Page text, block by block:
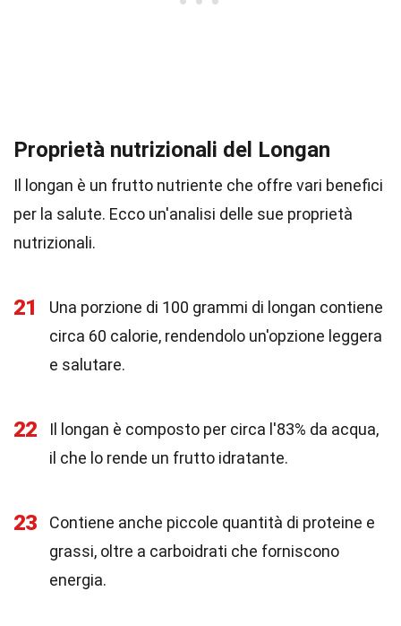
Proprietà nutrizionali del Longan
Il longan è un frutto nutriente che offre vari benefici
per la salute. Ecco un'analisi delle sue proprietà
nutrizionali.
21
Una porzione di 100 grammi di longan contiene
circa 60 calorie, rendendolo un'opzione leggera
e salutare.
22
Il longan è composto per circa l'83% da acqua,
il che lo rende un frutto idratante.
23
Contiene anche piccole quantità di proteine e
grassi, oltre a carboidrati che forniscono
energia.